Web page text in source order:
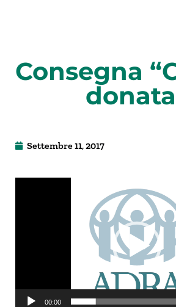
Consegna
Settembre 11, 2017
00:00